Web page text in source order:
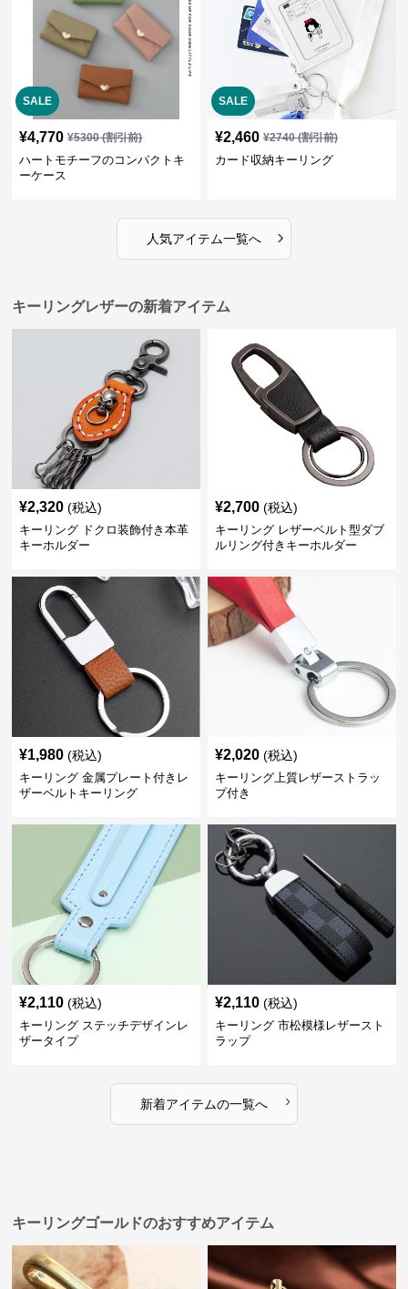
SALE
¥4,770 ¥5300(割引前)
ハートモチーフのコンパクトキ
ーケース
SALE
¥2,460 ¥2740(割引前)
カード収納キーリング
人気アイテム一覧へ ›
キーリングレザーの新着アイテム
¥2,320 (税込)
キーリング ドクロ装飾付き本革
キーホルダー
¥2,700 (税込)
キーリング レザーベルト型ダブ
ルリング付きキーホルダー
¥1,980 (税込)
キーリング 金属プレート付きレ
ザーベルトキーリング
¥2,020 (税込)
キーリング上質レザーストラッ
プ付き
¥2,110 (税込)
キーリング ステッチデザインレ
ザータイプ
¥2,110 (税込)
キーリング 市松模様レザースト
ラップ
新着アイテムの一覧へ ›
キーリングゴールドのおすすめアイテム